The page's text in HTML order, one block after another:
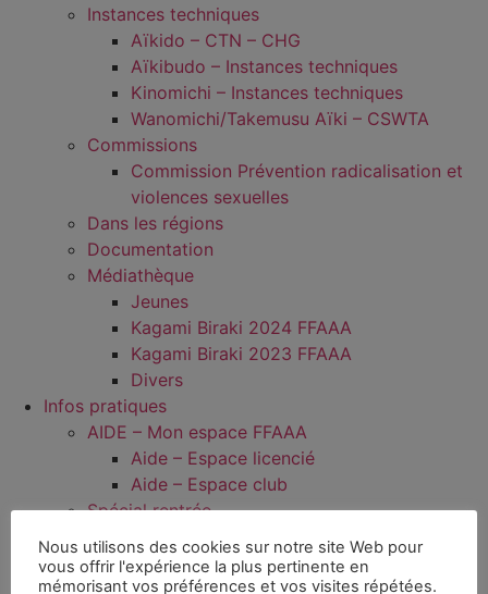
Instances techniques
Aïkido – CTN – CHG
Aïkibudo – Instances techniques
Kinomichi – Instances techniques
Wanomichi/Takemusu Aïki – CSWTA
Commissions
Commission Prévention radicalisation et
violences sexuelles
Dans les régions
Documentation
Médiathèque
Jeunes
Kagami Biraki 2024 FFAAA
Kagami Biraki 2023 FFAAA
Divers
Infos pratiques
AIDE – Mon espace FFAAA
Aide – Espace licencié
Aide – Espace club
Spécial rentrée
Documents officiels et Législation
Projet sportif fédéral (PSF)
Disciplines
Nous utilisons des cookies sur notre site Web pour
vous offrir l'expérience la plus pertinente en
mémorisant vos préférences et vos visites répétées.